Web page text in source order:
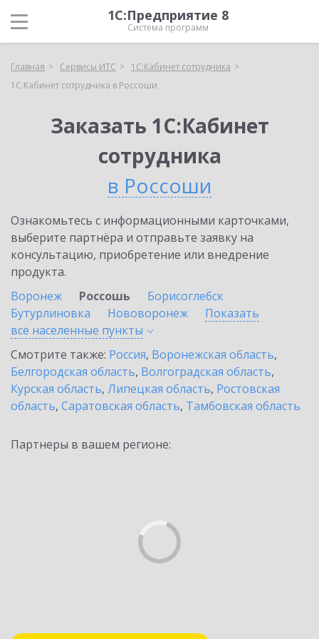
1С:Предприятие 8
Система программ
Главная Сервисы ИТС
1С:Кабинет сотрудника
1С:Кабинет сотрудника в Россоши
Заказать 1С:Кабинет
сотрудника
в Россоши
Ознакомьтесь с информационными карточками,
выберите партнёра и отправьте заявку на
консультацию, приобретение или внедрение
продукта.
Воронеж
Россошь
Борисоглебск
Бутурлиновка
Нововоронеж
Показать
все населенные пункты
Смотрите также: Россия, Воронежская область,
Белгородская область, Волгоградская область,
Курская область, Липецкая область, Ростовская
область, Саратовская область, Тамбовская область
Партнеры в вашем регионе: